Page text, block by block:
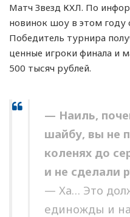
Матч Звезд КХЛ. По
новинок шоу в этом году
Победитель турнира
ценные игроки финала и
500 тысяч рублей.
— Наиль,
шайбу, вы не
коленях до
и не сделали
— Ха… Это
единожды и